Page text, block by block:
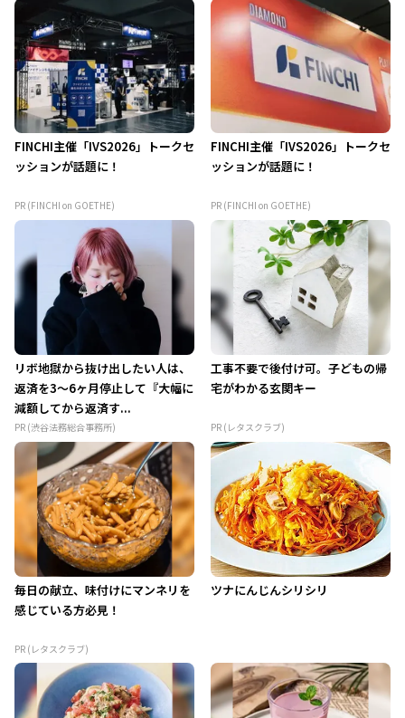
FINCHI主催「IVS2026」トークセ
ッションが話題に！
PR (FINCHI on GOETHE)
FINCHI主催「IVS2026」トークセ
ッションが話題に！
PR (FINCHI on GOETHE)
リボ地獄から抜け出したい人は、
返済を3～6ヶ月停止して『大幅に
減額してから返済す...
PR (渋谷法務総合事務所)
工事不要で後付け可。子どもの帰
宅がわかる玄関キー
PR (レタスクラブ)
毎日の献立、味付けにマンネリを
感じている方必見！
PR (レタスクラブ)
ツナにんじんシリシリ